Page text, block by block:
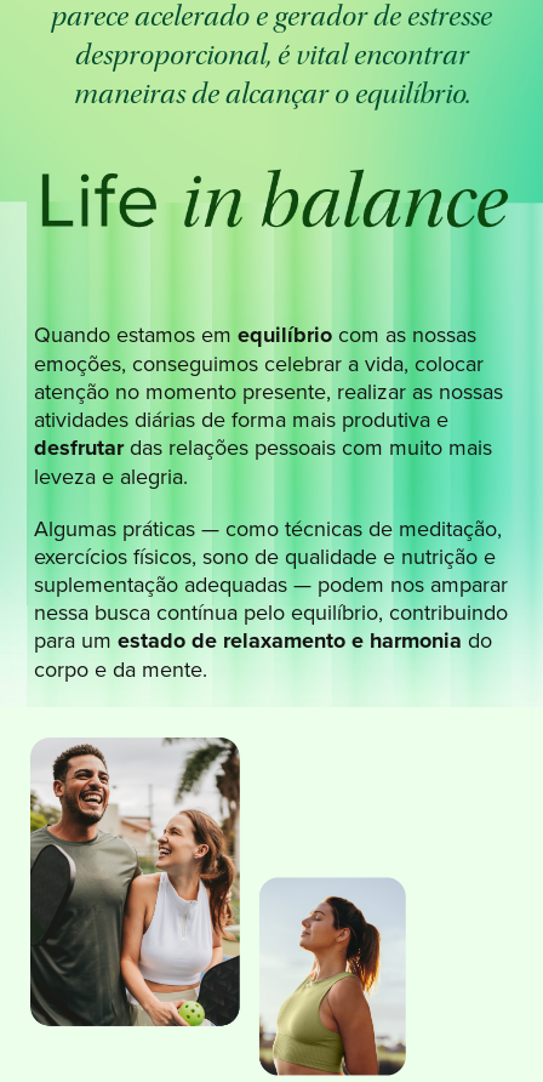
parece acelerado e gerador de estresse
desproporcional, é vital encontrar
maneiras de alcançar o equilíbrio.
Quando estamos em equilíbrio com as nossas
emoções, conseguimos celebrar a vida, colocar
atenção no momento presente, realizar as nossas
atividades diárias de forma mais produtiva e
desfrutardas relações pessoais com muito mais
leveza e alegria.
Algumas práticas — como técnicas de meditação,
exercícios físicos, sono de qualidade e nutrição e
suplementação adequadas — podem nos amparar
nessa busca contínua pelo equilíbrio, contribuindo
para um estado de relaxamento e harmonia do
corpo e da mente.